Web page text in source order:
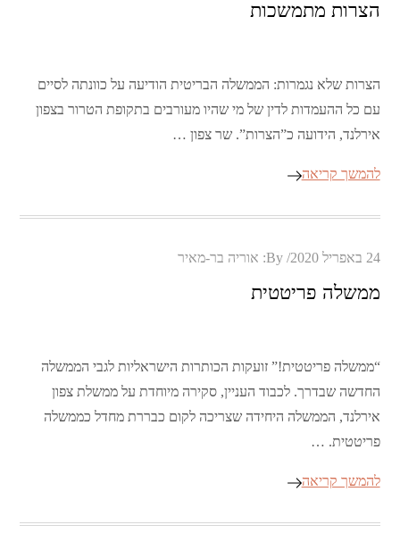
הצרות מתמשכות
הצרות שלא נגמרות: הממשלה הבריטית הודיעה על כוונתה לסיים
עם כל ההעמדות לדין של מי שהיו מעורבים בתקופת הטרור בצפון
אירלנד, הידועה כ”הצרות”. שר צפון …
להמשך קריאה
Posted
24 באפריל 2020 By: אוריה בר-מאיר
ממשלה פריטטית
“ממשלה פריטטית!” זועקות הכותרות הישראליות לגבי הממשלה
החדשה שבדרך. לכבוד העניין, סקירה מיוחדת על ממשלת צפון
אירלנד, הממשלה היחידה שצריכה לקום כבררת מחדל כממשלה
פריטטית. …
להמשך קריאה